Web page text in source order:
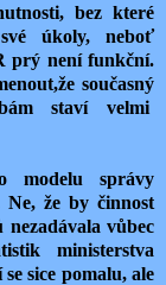
bez které
úkoly, neboť
prý není funkční.
současný
staví velmi
modelu správy
že by činnost
nezadávala vůbec
ministerstva
sice pomalu, ale